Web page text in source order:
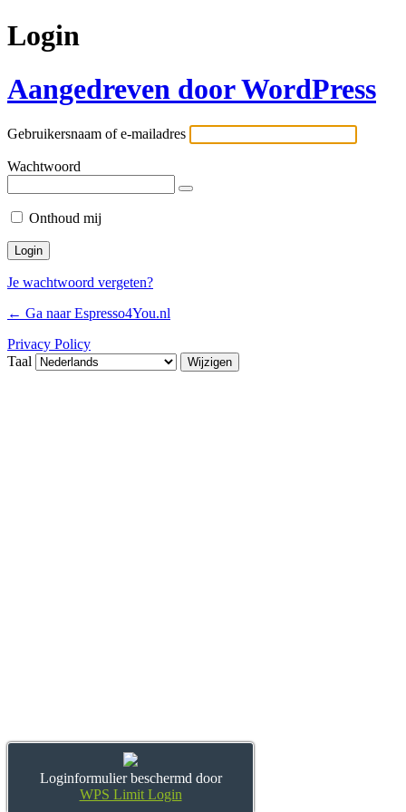
Login
Aangedreven door WordPress
Gebruikersnaam of e-mailadres
Wachtwoord
Loginformulier beschermd door
WPS Limit Login
Onthoud mij
Je wachtwoord vergeten?
← Ga naar Espresso4You.nl
Privacy Policy
Taal